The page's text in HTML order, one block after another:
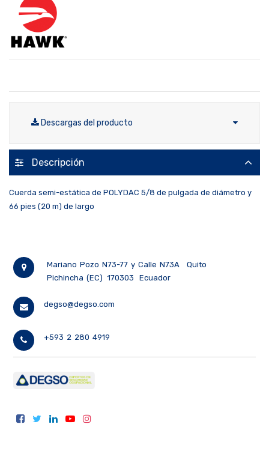
Descargas del producto
Descripción
Cuerda semi-estática de POLYDAC 5/8 de pulgada de diámetro y
66 pies (20 m) de largo
Mariano Pozo N73-77 y Calle N73A
Quito
Pichincha (EC)
170303 Ecuador
degso@degso.com
+593 2 280 4919